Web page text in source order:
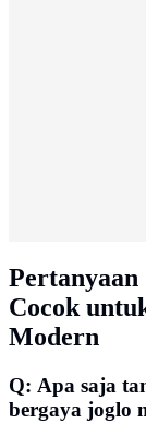
Pertanyaan
Cocok
Modern
Q: Apa saja
bergaya joglo